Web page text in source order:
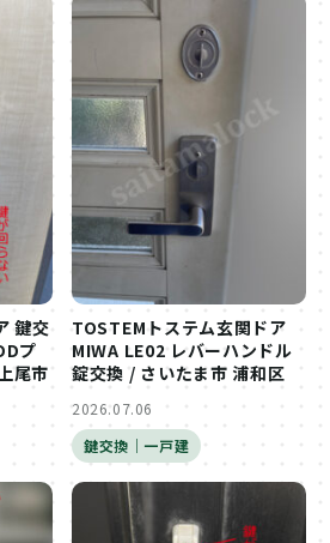
鍵交
プ
尾市
TOSTEMトステム玄関ドア
MIWA LE02 レバーハンドル
錠交換 / さいたま市 浦和区
2026.07.06
鍵交換｜一戸建